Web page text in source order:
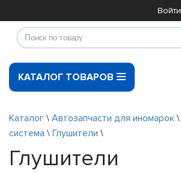
Войти
КАТАЛОГ ТОВАРОВ
Каталог \ Автозапчасти для иномарок \
система \ Глушители \
Глушители